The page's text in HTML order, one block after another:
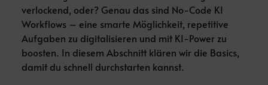
verlockend, oder? Genau das sind No-Code KI
Workflows – eine smarte Möglichkeit, repetitive
Aufgaben zu digitalisieren und mit KI-Power zu
boosten. In diesem Abschnitt klären wir die Basics,
damit du schnell durchstarten kannst.